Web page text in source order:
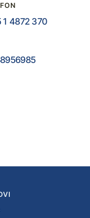
1 4872 370